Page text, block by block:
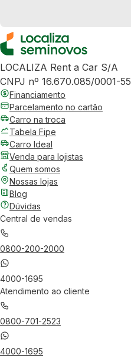
LOCALIZA Rent a Car S/A
CNPJ nº 16.670.085/0001-55
Financiamento
Parcelamento no cartão
Carro na troca
Tabela Fipe
Carro Ideal
Venda para lojistas
Quem somos
Nossas lojas
Blog
Dúvidas
Central de vendas
0800-200-2000
4000-1695
Atendimento ao cliente
0800-701-2523
4000-1695